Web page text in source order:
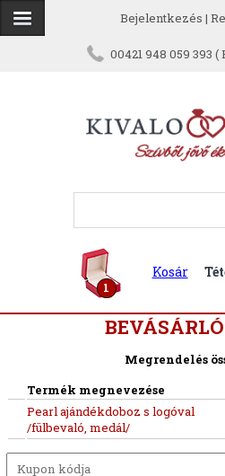
Bejelentkezés |
00421 948 059 393 (
1
Kosár
Megrendelés
Termék megnevezése
Pearl ajándékdoboz s logóval
/fülbevaló, medál/